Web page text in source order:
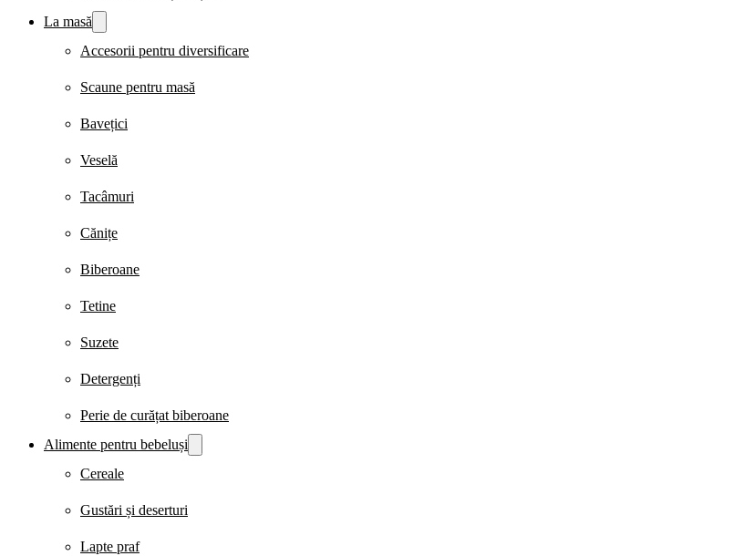
La masă
Accesorii pentru diversificare
Scaune pentru masă
Bavețici
Veselă
Tacâmuri
Cănițe
Biberoane
Tetine
Suzete
Detergenți
Perie de curățat biberoane
Alimente pentru bebeluși
Cereale
Gustări și deserturi
Lapte praf